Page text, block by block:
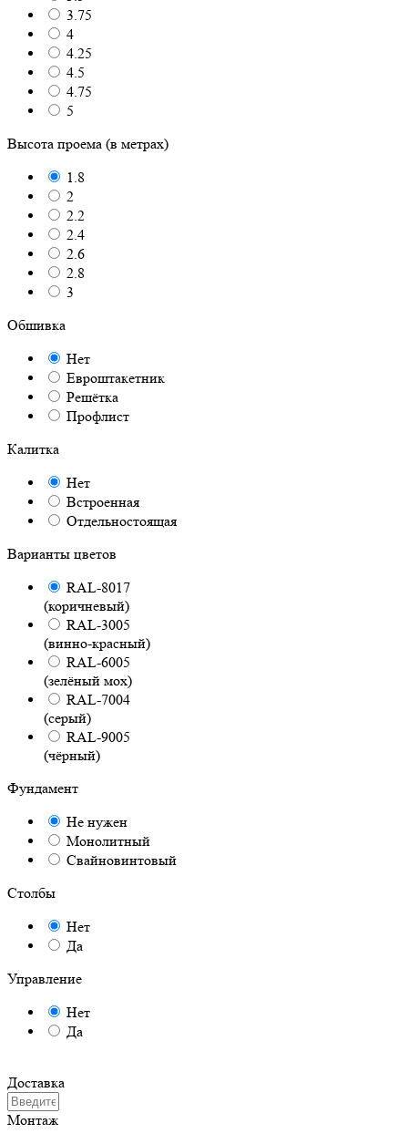
3.75
4
4.25
4.5
4.75
5
Высота проема (в метрах)
1.8
2
2.2
2.4
2.6
2.8
3
Обшивка
Нет
Евроштакетник
Решётка
Профлист
Калитка
Нет
Встроенная
Отдельностоящая
Варианты цветов
RAL-8017
(коричневый)
RAL-3005
(винно-красный)
RAL-6005
(зелёный мох)
RAL-7004
(серый)
RAL-9005
(чёрный)
Фундамент
Не нужен
Монолитный
Свайновинтовый
Столбы
Нет
Да
Управление
Нет
Да
Доставка
Монтаж